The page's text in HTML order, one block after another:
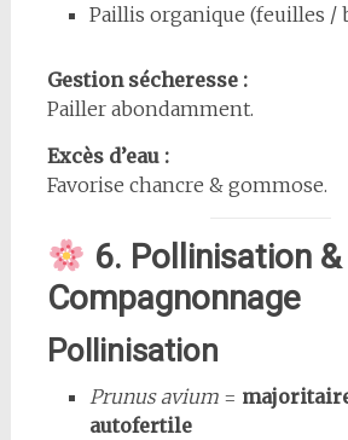
Paillis organique (feuilles /
Gestion sécheresse :
Pailler abondamment.
Excès d’eau :
Favorise chancre & gommose.
6. Pollinisation &
Compagnonnage
Pollinisation
Prunus avium=
autofertile